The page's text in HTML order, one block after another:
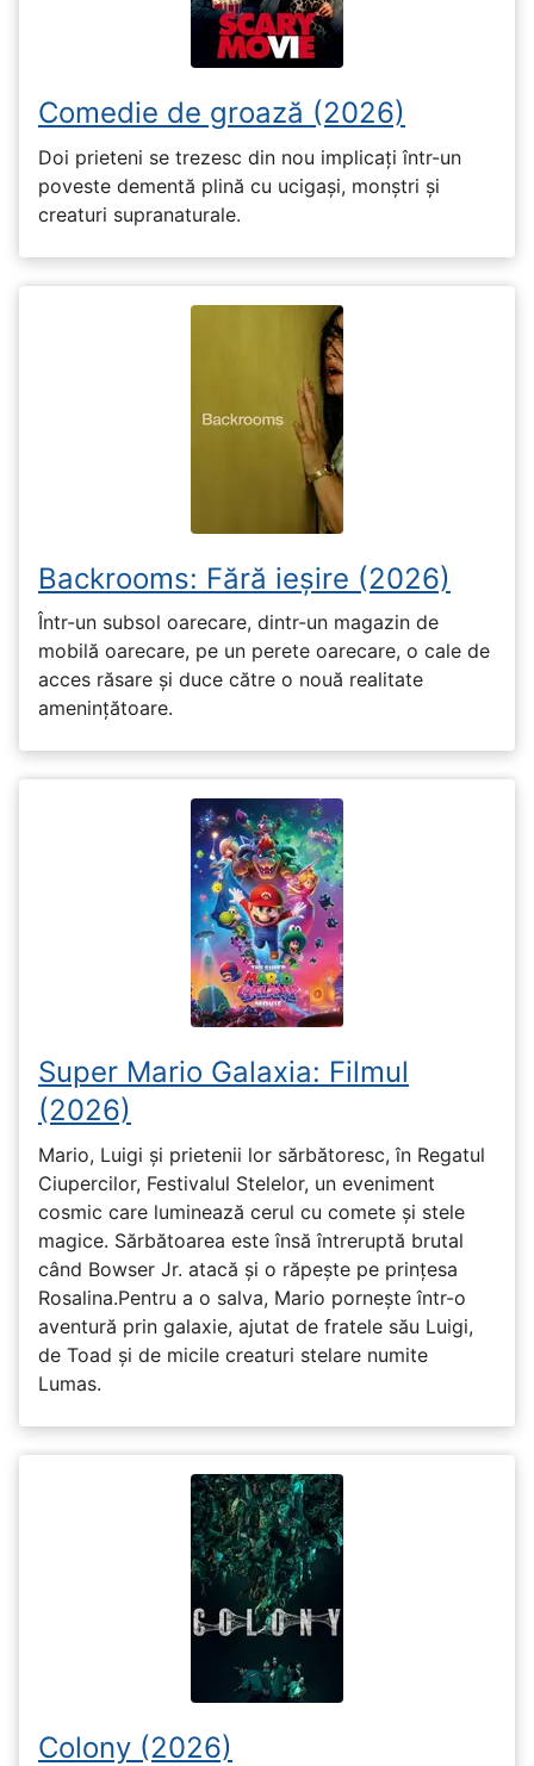
Comedie de groază (2026)
Doi prieteni se trezesc din nou implicați într-un
poveste dementă plină cu ucigași, monștri și
creaturi supranaturale.
Backrooms: Fără ieșire (2026)
Într-un subsol oarecare, dintr-un magazin de
mobilă oarecare, pe un perete oarecare, o cale de
acces răsare și duce către o nouă realitate
amenințătoare.
Super Mario Galaxia: Filmul
(2026)
Mario, Luigi și prietenii lor sărbătoresc, în Regatul
Ciupercilor, Festivalul Stelelor, un eveniment
cosmic care luminează cerul cu comete și stele
magice. Sărbătoarea este însă întreruptă brutal
când Bowser Jr. atacă și o răpește pe prinţesa
Rosalina.Pentru a o salva, Mario pornește într-o
aventură prin galaxie, ajutat de fratele său Luigi,
de Toad și de micile creaturi stelare numite
Lumas.
Colony (2026)